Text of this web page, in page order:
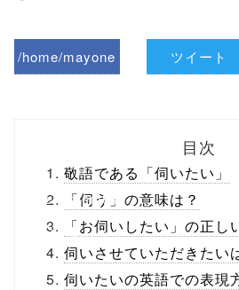
/home/mayone
ml/wp-
content/themes
/tapbiz_theme/
parts/sns-
ツイート
目次
敬語である「伺いたい」
「伺う」の意味は？
「お伺いしたい」の正し
伺いさせていただきたい
伺いたいの英語での表現